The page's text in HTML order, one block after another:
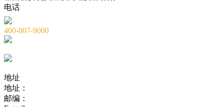
电话
400-007-9000
地址
地址：
邮编：